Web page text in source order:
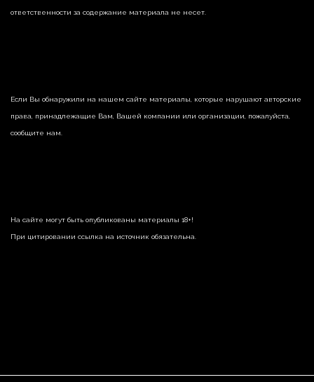
ответственности за содержание материала не несет.
Если Вы обнаружили на нашем сайте материалы, которые нарушают авторские
права, принадлежащие Вам, Вашей компании или организации, пожалуйста,
сообщите нам.
На сайте могут быть опубликованы материалы 18+!
При цитировании ссылка на источник обязательна.